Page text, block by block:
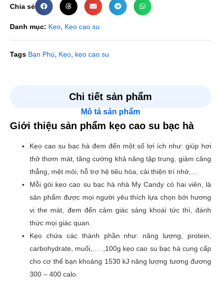
Chia sẻ
Danh mục: Kẹo Kẹo cao su
Tags Bạn Phú Kẹo kẹo cao su
Chi tiết sản phẩm
Mô tả sản phẩm
Giới thiệu sản phẩm kẹo cao su bạc hà
Kẹo cao su bạc hà đem đến một số lợi ích như: giúp hơi
thở thơm mát, tăng cường khả năng tập trung, giảm căng
thẳng, mệt mỏi, hỗ trợ hệ tiêu hóa, cải thiện trí nhớ,…
Mỗi gói kẹo cao su bạc hà nhà My Candy có hai viên, là
sản phẩm được mọi người yêu thích lựa chọn bởi hương
vị the mát, đem đến cảm giác sảng khoái tức thì, đánh
thức mọi giác quan.
Kẹo chứa các thành phần như: năng lượng, protein,
carbohydrate, muối,…. ,100g kẹo cao su bạc hà cung cấp
cho cơ thể bạn khoảng 1530 kJ năng lượng tương đương
300 – 400 calo.
Chưa có đánh giá nào.
Email của bạn sẽ không được hiển thị công khai. Các
trường bắt buộc được đánh dấu*
Đánh giá của bạn*